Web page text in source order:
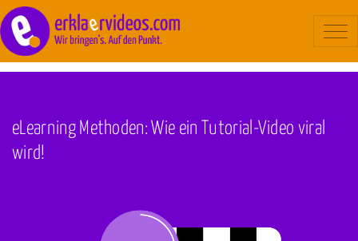
Ablauf
Blog
eLearning Methoden: Wie ein Tutorial-Video viral
wird!